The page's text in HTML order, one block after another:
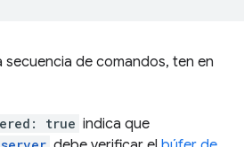
de comandos, ten en
true indica que